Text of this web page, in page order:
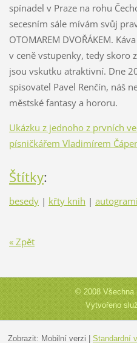
spínadel v Praze na rohu
secesním sále mívám svůj
OTOMAREM DVOŘÁKEM.
v ceně vstupenky, tedy skoro
jsou vskutku atraktivní. Dne
spisovatel Pavel Renčín, náš
městské fantasy a hororu.
Ukázku z jednoho z prvních
písničkářem Vladimírem
Štítky:
besedy | křty knih |
« Zpět
© 2008 Všechna
Vytvořeno
Zobrazit: Mobilní verzi Standardní